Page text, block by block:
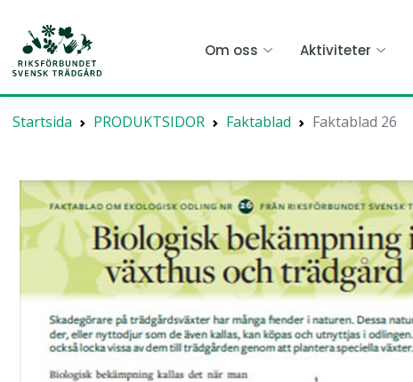
Hoppa
huvudinnehållet
Om oss Aktiviteter
Startsida PRODUKTSIDOR Faktablad Faktablad 26